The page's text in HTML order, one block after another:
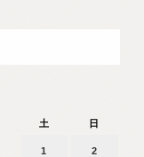
土 日
1 2